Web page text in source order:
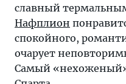
славный
Нафплион
спокойного,
очарует
Самый